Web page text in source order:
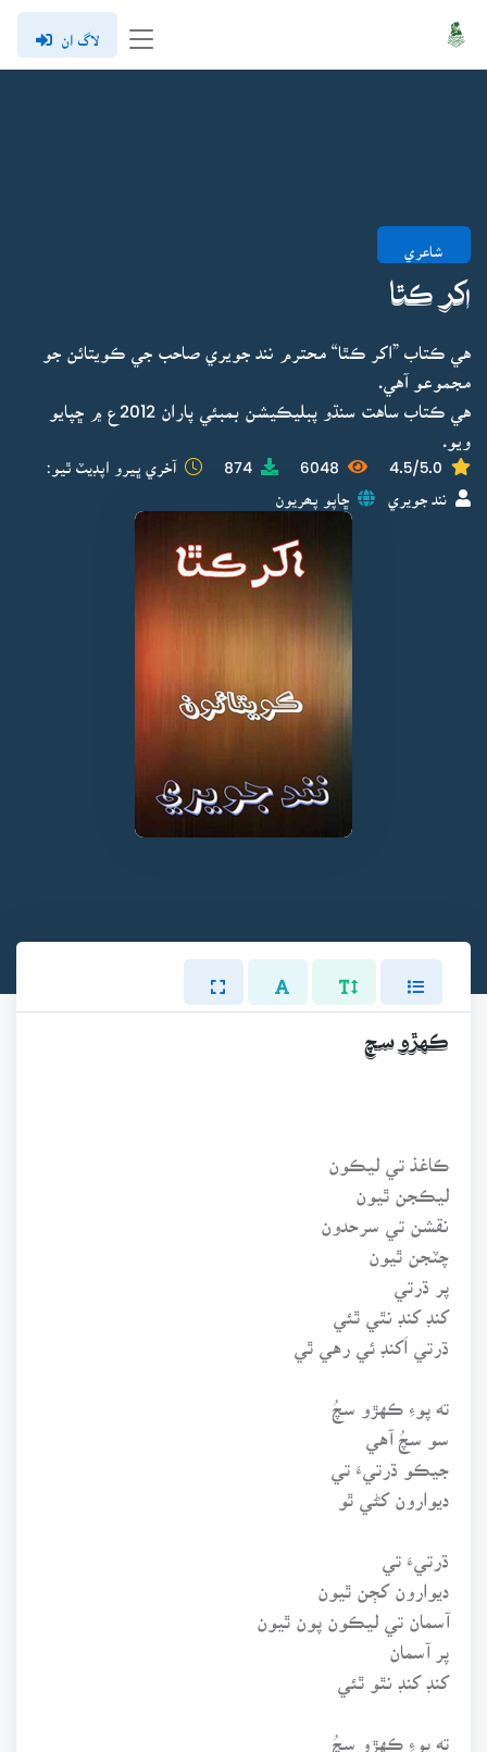
لاگ ان
شاعري
اکر ڪٿا
هي ڪتاب ”اکر ڪٿا“ محترم نند جويري صاحب جي ڪويتائن جو
مجموعو آهي.
هي ڪتاب ساهت سنڌو پبليڪيشن بمبئي پاران 2012ع ۾ ڇپايو
4.5/5.0
6048
874 آخري ڀيرو اپڊيٽ ٿيو:
ڇاپو پھريون
ڪهڙو سچ
ڪاغذ تي ليڪون
ليڪجن ٿيون
نقشن تي سرحدون
چٽجن ٿيون
کنڊ کنڊ نٿي ٿئي
ڌرتي اَکنڊ ئي رهي ٿي
ته پوءِ ڪهڙو سچُ
سو سچُ آهي
ديوارون کڻي ٿو
ديوارون کڄن ٿيون
آسمان تي ليڪون پون ٿيون
پر آسمان
کنڊ کنڊ نٿو ٿئي
ته پوءِ ڪهڙو سچُ